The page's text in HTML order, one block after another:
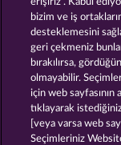
FRUIT MANIA
Hüküm ve
bizim ve iş
desteklemesini
geri çekmeniz
bırakılırsa,
olmayabilir.
için web sayfasının
tıklayarak
[veya varsa web
Seçimleriniz